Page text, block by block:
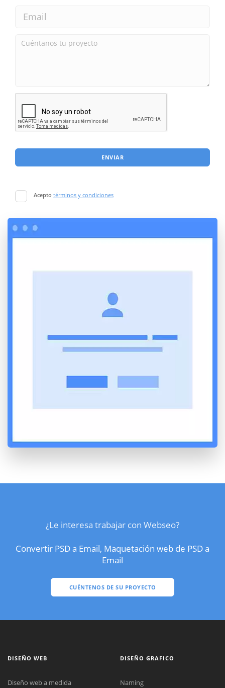
ENVIAR
Acepto términos y condiciones
¿Le interesa trabajar con Webseo?
Convertir PSD a Email, Maquetación web de PSD a
Email
CUÉNTENOS DE SU PROYECTO
DISEÑO WEB
Diseño web a medida
DISEÑO GRAFICO
Naming